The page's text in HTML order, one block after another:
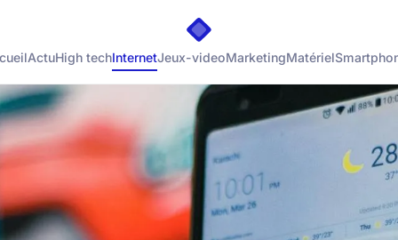
ActuHigh techInternetJeux-videoMarketingMatériel